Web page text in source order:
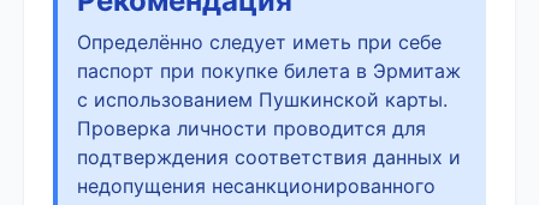
Определённо следует иметь при себе
паспорт при покупке билета в Эрмитаж
с использованием Пушкинской карты.
Проверка личности проводится для
подтверждения соответствия данных и
недопущения несанкционированного